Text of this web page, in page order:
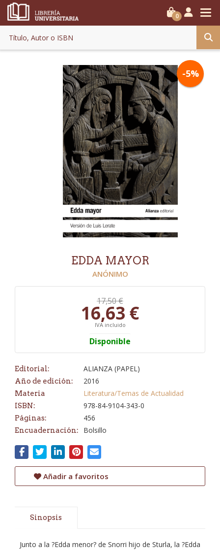
0
-5%
EDDA MAYOR
ANÓNIMO
17,50 €
16,63 €
IVA incluido
Disponible
Editorial: ALIANZA (PAPEL)
Año de edición: 2016
Materia Literatura/Temas de Actualidad
ISBN: 978-84-9104-343-0
Páginas: 456
Encuadernación: Bolsillo
Añadir a favoritos
Sinopsis
Junto a la ?Edda menor? de Snorri hijo de Sturla, la ?Edda